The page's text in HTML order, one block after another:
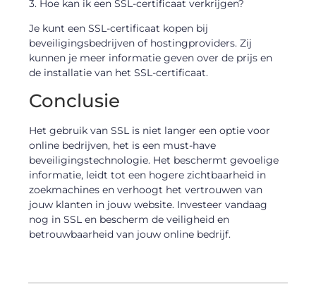
3. Hoe kan ik een SSL-certificaat verkrijgen?
Je kunt een SSL-certificaat kopen bij
beveiligingsbedrijven of hostingproviders. Zij
kunnen je meer informatie geven over de prijs en
de installatie van het SSL-certificaat.
Conclusie
Het gebruik van SSL is niet langer een optie voor
online bedrijven, het is een must-have
beveiligingstechnologie. Het beschermt gevoelige
informatie, leidt tot een hogere zichtbaarheid in
zoekmachines en verhoogt het vertrouwen van
jouw klanten in jouw website. Investeer vandaag
nog in SSL en bescherm de veiligheid en
betrouwbaarheid van jouw online bedrijf.